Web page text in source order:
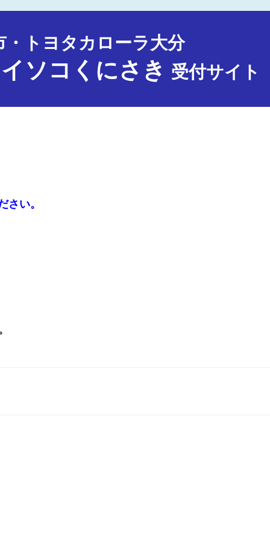
・トヨタカローラ大分
ソコくにさき 受付サイト
い。